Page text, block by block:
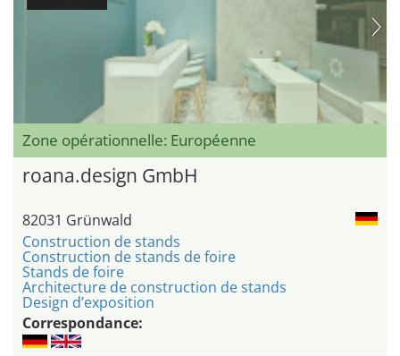
Zone opérationnelle: Européenne
roana.design GmbH
82031 Grünwald
Construction de stands
Construction de stands de foire
Stands de foire
Architecture de construction de stands
Design d’exposition
Correspondance: